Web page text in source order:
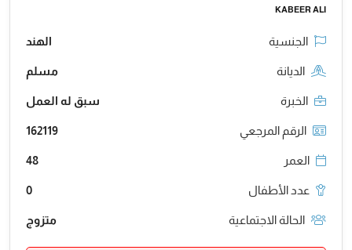
KABEER ALI
الجنسية الهند
الديانة مسلم
الخبرة سبق له العمل
الرقم المرجعي 162119
العمر 48
عدد الأطفال 0
الحالة الاجتماعية متزوج